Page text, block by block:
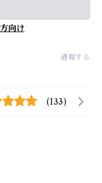
向け
通報する
(133)